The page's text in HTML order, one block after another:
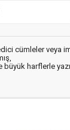
cümleler veya
büyük harflerle